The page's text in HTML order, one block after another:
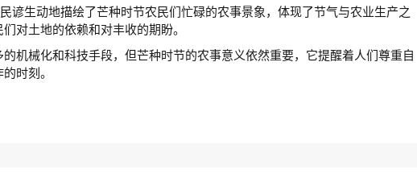
谚生动地描绘了芒种时节农民们忙碌的农事景象，体现了节气与农业生产之
对土地的依赖和对丰收的期盼。
机械化和科技手段，但芒种时节的农事意义依然重要，它提醒着人们尊重自
时刻。